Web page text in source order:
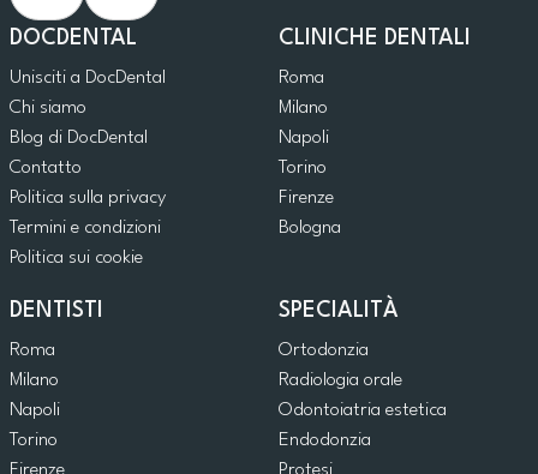
DOCDENTAL
Unisciti a DocDental
Chi siamo
Blog di DocDental
Contatto
Politica sulla privacy
Termini e condizioni
Politica sui cookie
CLINICHE DENTALI
Roma
Milano
Napoli
Torino
Firenze
Bologna
DENTISTI
Roma
Milano
Napoli
Torino
SPECIALITÀ
Ortodonzia
Radiologia orale
Odontoiatria estetica
Endodonzia